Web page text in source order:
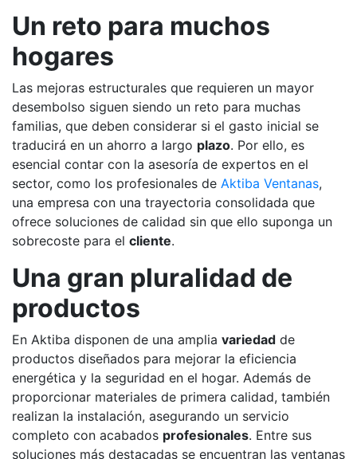
Un reto para muchos
hogares
Las mejoras estructurales que requieren un mayor
desembolso siguen siendo un reto para muchas
familias, que deben considerar si el gasto inicial se
traducirá en un ahorro a largo plazo. Por ello, es
esencial contar con la asesoría de expertos en el
sector, como los profesionales de Aktiba Ventanas,
una empresa con una trayectoria consolidada que
ofrece soluciones de calidad sin que ello suponga un
sobrecoste para el cliente.
Una gran pluralidad de
productos
En Aktiba disponen de una amplia variedad de
productos diseñados para mejorar la eficiencia
energética y la seguridad en el hogar. Además de
proporcionar materiales de primera calidad, también
realizan la instalación, asegurando un servicio
completo con acabados profesionales. Entre sus
soluciones más destacadas se encuentran las ventanas